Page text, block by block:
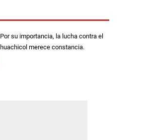
Por su importancia, la lucha contra el
huachicol merece constancia.